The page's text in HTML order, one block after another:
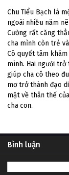
Chu Tiểu Bạch là
ngoài nhiều năm
Cường rất căng
cha mình còn trẻ
Cô quyết tâm
mình. Hai người trở
giúp cha cô theo
mơ trở thành đạo
mật về thân thế
cha con.
Bình luận